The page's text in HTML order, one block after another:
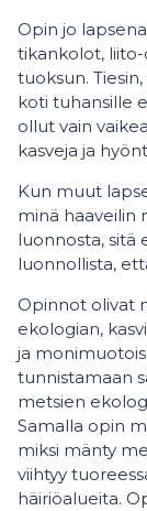
Opin jo
tikankolot,
tuoksun.
koti tuhansille
ollut vain
kasveja ja
Kun muut
minä haaveilin
luonnosta, sitä
luonnollista,
Opinnot olivat
ekologian,
ja
tunnistamaan
metsien
Samalla opin
miksi mänty
viihtyy
häiriöalueita.